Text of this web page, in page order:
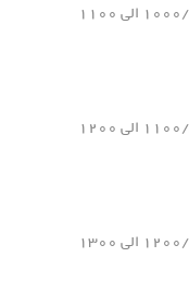
✳️ یونولیت تیرچه کرومیت یک متری/۱۰۰۰ الی ۱۱۰۰
✳️ یونولیت تیرچه کرومیت یک متری/۱۱۰۰ الی ۱۲۰۰
✳️ یونولیت تیرچه کرومیت یک متری/۱۲۰۰ الی ۱۳۰۰